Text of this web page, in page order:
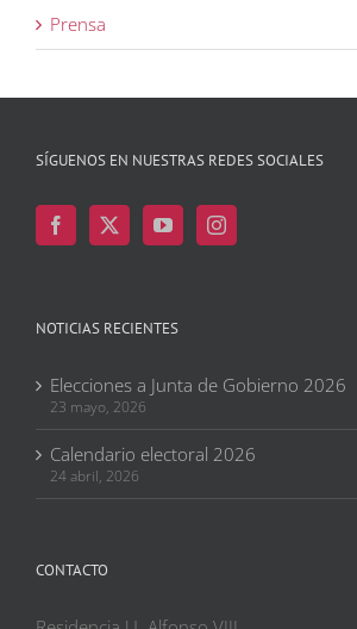
Prensa
SÍGUENOS EN NUESTRAS REDES SOCIALES
NOTICIAS RECIENTES
Elecciones a Junta de Gobierno 2026
23 mayo, 2026
Calendario electoral 2026
24 abril, 2026
CONTACTO